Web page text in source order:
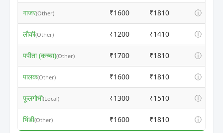
गाजर(Other) ₹1600 ₹1810 ⓘ
लौकी(Other) ₹1200 ₹1410 ⓘ
पपीता (कच्चा)(Other) ₹1700 ₹1810 ⓘ
पालक(Other) ₹1600 ₹1810 ⓘ
फूलगोभी(Local) ₹1300 ₹1510 ⓘ
भिंडी(Other) ₹1600 ₹1810 ⓘ